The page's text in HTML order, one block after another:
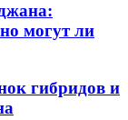
могут ли
гибридов и